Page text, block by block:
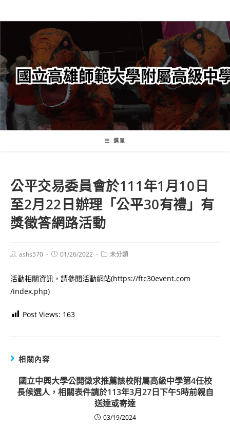
轉
要
內
容
選單
公平交易委員會於111年1月10日
至2月22日辦理「公平30有禮」有
獎徵答網路活動
Postashs570
Post01/26/2022
Post未分類
活動相關資訊，請參閱活動網站(https://ftc30event.com
/index.php)
Post Views: 163
相關內容
國立中興大學公開徵求推薦該校附屬高級中學第4任校
長候選人，相關表件請於113年3月27日下午5時前親自
送達或寄達
03/19/2024